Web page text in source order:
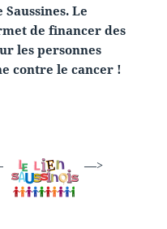
Le
de financer des
les personnes
contre le cancer !
—>